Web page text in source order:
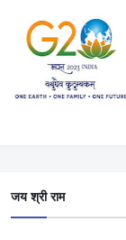
जय श्री राम